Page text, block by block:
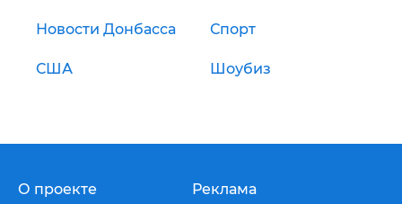
Новости Донбасса Спорт
США Шоубиз
О проекте Реклама